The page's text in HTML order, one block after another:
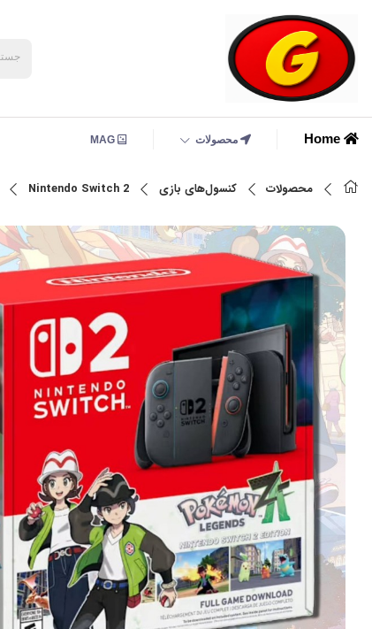
محصولات
محصولات کنسول‌های بازی Nintendo Switch 2